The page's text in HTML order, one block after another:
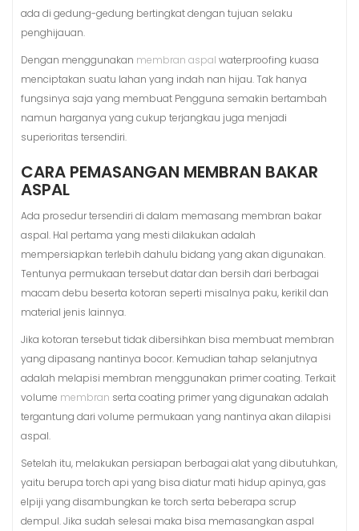
ada di gedung-gedung bertingkat dengan tujuan selaku
penghijauan.
Dengan menggunakan membran aspal waterproofing kuasa
menciptakan suatu lahan yang indah nan hijau. Tak hanya
fungsinya saja yang membuat Pengguna semakin bertambah
namun harganya yang cukup terjangkau juga menjadi
superioritas tersendiri.
CARA PEMASANGAN MEMBRAN BAKAR
ASPAL
Ada prosedur tersendiri di dalam memasang membran bakar
aspal. Hal pertama yang mesti dilakukan adalah
mempersiapkan terlebih dahulu bidang yang akan digunakan.
Tentunya permukaan tersebut datar dan bersih dari berbagai
macam debu beserta kotoran seperti misalnya paku, kerikil dan
material jenis lainnya.
Jika kotoran tersebut tidak dibersihkan bisa membuat membran
yang dipasang nantinya bocor. Kemudian tahap selanjutnya
adalah melapisi membran menggunakan primer coating. Terkait
volume membran serta coating primer yang digunakan adalah
tergantung dari volume permukaan yang nantinya akan dilapisi
aspal.
Setelah itu, melakukan persiapan berbagai alat yang dibutuhkan,
yaitu berupa torch api yang bisa diatur mati hidup apinya, gas
elpiji yang disambungkan ke torch serta beberapa scrup
dempul. Jika sudah selesai maka bisa memasangkan aspal